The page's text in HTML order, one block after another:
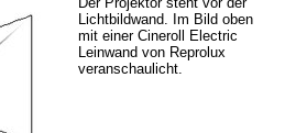
Lichtbildwand. Im Bild oben
mit einer Cineroll Electric
Leinwand von Reprolux
veranschaulicht.